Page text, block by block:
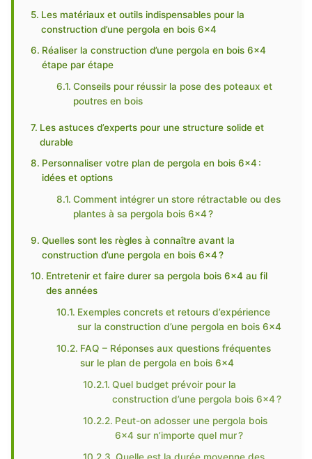
Les matériaux et outils indispensables pour la
construction d’une pergola en bois 6×4
Réaliser la construction d’une pergola en bois 6×4
étape par étape
Conseils pour réussir la pose des poteaux et
poutres en bois
Les astuces d’experts pour une structure solide et
durable
Personnaliser votre plan de pergola en bois 6×4 :
idées et options
Comment intégrer un store rétractable ou des
plantes à sa pergola bois 6×4 ?
Quelles sont les règles à connaître avant la
construction d’une pergola en bois 6×4 ?
Entretenir et faire durer sa pergola bois 6×4 au fil
des années
Exemples concrets et retours d’expérience
sur la construction d’une pergola en bois 6×4
FAQ – Réponses aux questions fréquentes
sur le plan de pergola en bois 6×4
Quel budget prévoir pour la
construction d’une pergola bois 6×4 ?
Peut-on adosser une pergola bois
6×4 sur n’importe quel mur ?